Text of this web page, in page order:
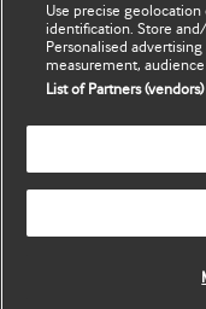
Copyright ©2026BMJ
Use precise
identification. Store
Personalised
measurement,
List of Partners (vendors)